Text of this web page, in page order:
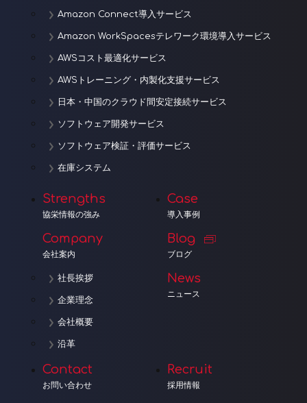
Amazon Connect導入サービス
Amazon WorkSpacesテレワーク環境導入サービス
AWSコスト最適化サービス
AWSトレーニング・内製化支援サービス
日本・中国のクラウド間安定接続サービス
ソフトウェア開発サービス
ソフトウェア検証・評価サービス
在庫システム
Strengths
協栄情報の強み
Company
会社案内
社長挨拶
企業理念
会社概要
沿革
Case
導入事例
Blog
ブログ
News
ニュース
Contact
お問い合わせ
Recruit
採用情報